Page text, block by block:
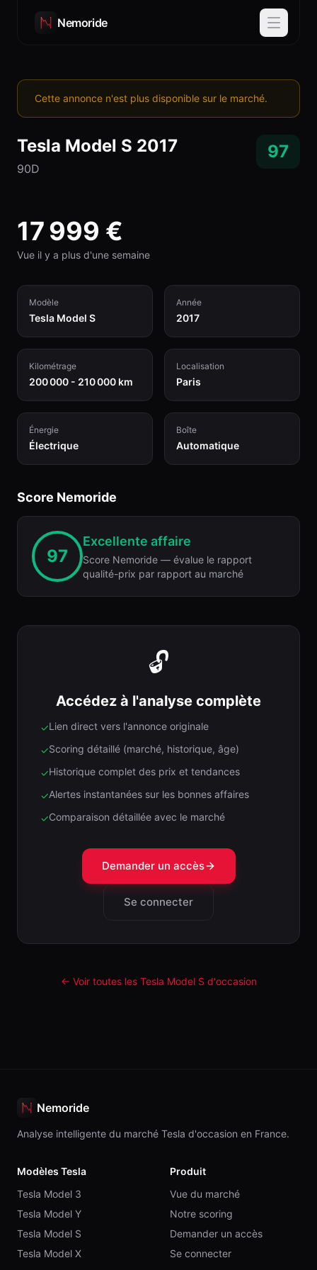
Nemoride
Cette annonce n'est plus disponible sur le marché.
Tesla Model S 2017
90D
97
17 999 €
Vue il y a plus d'une semaine
Modèle
Tesla Model S
Année
2017
Kilométrage
200 000 - 210 000 km
Localisation
Paris
Énergie
Électrique
Boîte
Automatique
Score Nemoride
97
Excellente affaire
Score Nemoride — évalue le rapport
qualité-prix par rapport au marché
🔓
Accédez à l'analyse complète
✓Lien direct vers l'annonce originale
✓Scoring détaillé (marché, historique, âge)
✓Historique complet des prix et tendances
✓Alertes instantanées sur les bonnes affaires
✓Comparaison détaillée avec le marché
Demander un accès
Se connecter
← Voir toutes les Tesla Model S d'occasion
Nemoride
Analyse intelligente du marché Tesla d'occasion en France.
Modèles Tesla
Tesla Model 3
Tesla Model Y
Tesla Model S
Tesla Model X
Produit
Vue du marché
Notre scoring
Demander un accès
Se connecter